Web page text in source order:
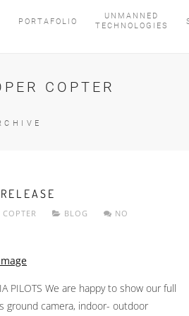
PORTAFOLIO
UNMANNED
TECHNOLOGIES
COPTER
BLOG
NO
PILOTS We are happy to show our full
ground camera, indoor- outdoor